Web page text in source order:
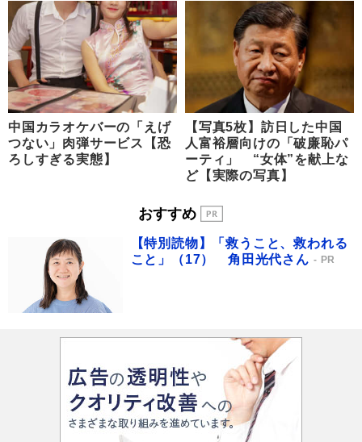
中国カラオケバーの「えげ
つない」肉弾サービス【恐
ろしすぎる実態】
【写真5枚】訪日した中国
人富裕層向けの「破廉恥パ
ーティ」 “女体”を献上な
ど【実際の写真】
おすすめ
【特別読物】「救うこと、救われる
こと」（17） 角田光代さん
PR